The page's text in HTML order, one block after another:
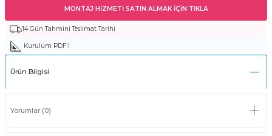
MONTAJ HİZMETİ SATIN ALMAK İÇİN TIKLA
14 Gün Tahmini Teslimat Tarihi
Kurulum PDF'i
Ürün Bilgisi
Yorumlar (0)